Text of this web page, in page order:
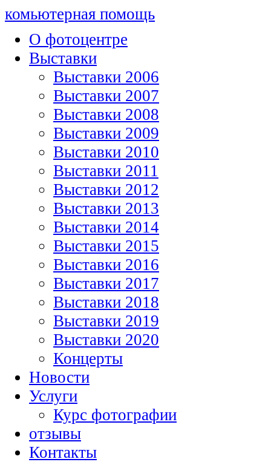
комьютерная помощь
О фотоцентре
Выставки
Выставки 2006
Выставки 2007
Выставки 2008
Выставки 2009
Выставки 2010
Выставки 2011
Выставки 2012
Выставки 2013
Выставки 2014
Выставки 2015
Выставки 2016
Выставки 2017
Выставки 2018
Выставки 2019
Выставки 2020
Концерты
Новости
Услуги
Курс фотографии
отзывы
Контакты